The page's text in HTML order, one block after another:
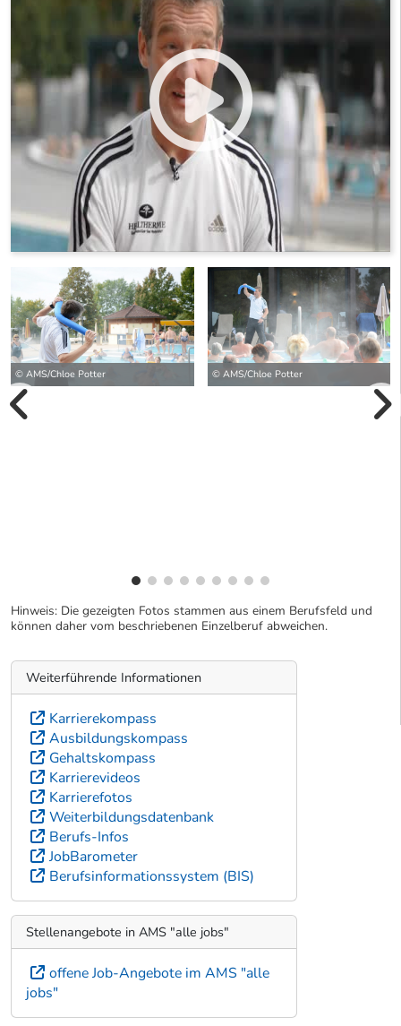
© AMS/Chloe Potter © AMS/Chloe Potter
Hinweis: Die gezeigten Fotos stammen aus einem Berufsfeld und
können daher vom beschriebenen Einzelberuf abweichen.
Weiterführende Informationen
Karrierekompass
Ausbildungskompass
Gehaltskompass
Karrierevideos
Karrierefotos
Weiterbildungsdatenbank
Berufs-Infos
JobBarometer
Berufsinformationssystem (BIS)
Stellenangebote in AMS "alle jobs"
offene Job-Angebote im AMS "alle
jobs"